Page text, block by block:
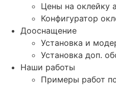
Цены на оклейку
Конфигуратор
Дооснащение
Установка и
Установка доп.
Наши работы
Примеры работ